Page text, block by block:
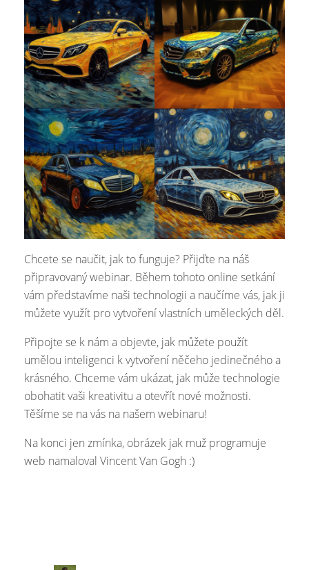
Chcete se naučit, jak to funguje? Přijďte na náš
připravovaný webinar. Během tohoto online setkání
vám představíme naši technologii a naučíme vás, jak ji
můžete využít pro vytvoření vlastních uměleckých děl.
Připojte se k nám a objevte, jak můžete použít
umělou inteligenci k vytvoření něčeho jedinečného a
krásného. Chceme vám ukázat, jak může technologie
obohatit vaši kreativitu a otevřít nové možnosti.
Těšíme se na vás na našem webinaru!
Na konci jen zmínka, obrázek jak muž programuje
web namaloval Vincent Van Gogh :)